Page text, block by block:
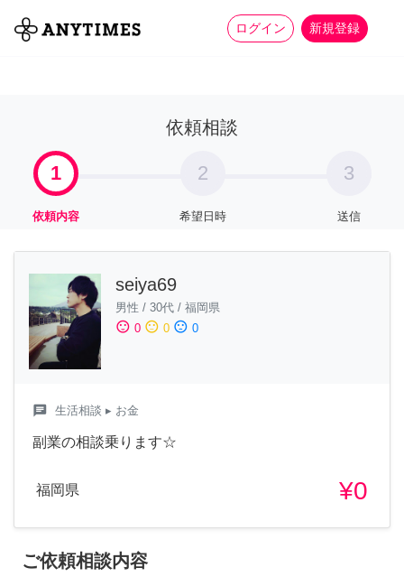
ログイン 新規登録
全て 家事 more_horiz
依頼相談
1
依頼内容
2
希望日時
3
送信
seiya69
男性 / 30代 / 福岡県
sentiment_satisfied 0 sentiment_neutral 0 sentiment_dissatisfied 0
chat 生活相談 ▸ お金
副業の相談乗ります☆
福岡県 ¥0
ご依頼相談内容